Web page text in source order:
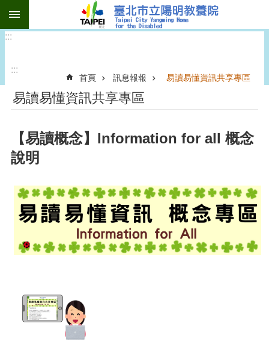
跳到主要內容區塊
:::
:::
首頁 訊息報報 易讀易懂資訊共享專區
易讀易懂資訊共享專區
【易讀概念】Information for all 概念
說明